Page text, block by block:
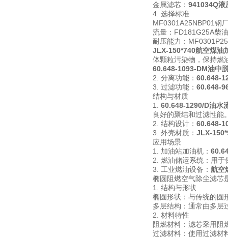
金属滤芯： 941034Q液
4. 选择标准
MF0301A25NBP01钢
流量：FD181G25A柴
耐压能力：
JLX-150*740航空煤油
体颗粒污染物，保持燃
60.648-1093-DM油中
2. 分离功能： 60.648-
3. 过滤功能： 60.648-
结构与材质
1. 60.648-1290/D油水
良好的聚结和过滤性能
2. 结构设计： 60.648-
3. 外壳材质： JLX-
应用场景
1. 加油站加油机：
2. 燃油储运系统：用
3. 工业燃油设备： 航空
椭圆阻燃空气除尘滤芯
1. 结构与形状
椭圆形状：与传统的圆
多层结构：通常由多层
2. 材料特性
阻燃材料：滤芯采用阻
过滤材料：使用过滤材